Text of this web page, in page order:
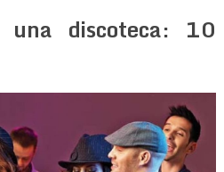
discoteca: 10